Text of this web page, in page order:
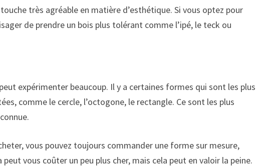
très agréable en matière d’esthétique. Si vous optez pour
de prendre un bois plus tolérant comme l’ipé, le teck ou
expérimenter beaucoup. Il y a certaines formes qui sont les plus
comme le cercle, l’octogone, le rectangle. Ce sont les plus
vous pouvez toujours commander une forme sur mesure,
vous coûter un peu plus cher, mais cela peut en valoir la peine.